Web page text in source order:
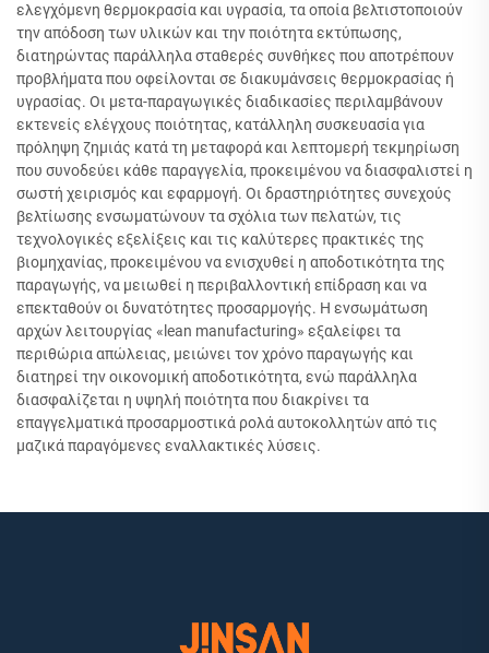
ελεγχόμενη θερμοκρασία και υγρασία, τα οποία βελτιστοποιούν
την απόδοση των υλικών και την ποιότητα εκτύπωσης,
διατηρώντας παράλληλα σταθερές συνθήκες που αποτρέπουν
προβλήματα που οφείλονται σε διακυμάνσεις θερμοκρασίας ή
υγρασίας. Οι μετα-παραγωγικές διαδικασίες περιλαμβάνουν
εκτενείς ελέγχους ποιότητας, κατάλληλη συσκευασία για
πρόληψη ζημιάς κατά τη μεταφορά και λεπτομερή τεκμηρίωση
που συνοδεύει κάθε παραγγελία, προκειμένου να διασφαλιστεί η
σωστή χειρισμός και εφαρμογή. Οι δραστηριότητες συνεχούς
βελτίωσης ενσωματώνουν τα σχόλια των πελατών, τις
τεχνολογικές εξελίξεις και τις καλύτερες πρακτικές της
βιομηχανίας, προκειμένου να ενισχυθεί η αποδοτικότητα της
παραγωγής, να μειωθεί η περιβαλλοντική επίδραση και να
επεκταθούν οι δυνατότητες προσαρμογής. Η ενσωμάτωση
αρχών λειτουργίας «lean manufacturing» εξαλείφει τα
περιθώρια απώλειας, μειώνει τον χρόνο παραγωγής και
διατηρεί την οικονομική αποδοτικότητα, ενώ παράλληλα
διασφαλίζεται η υψηλή ποιότητα που διακρίνει τα
επαγγελματικά προσαρμοστικά ρολά αυτοκολλητών από τις
μαζικά παραγόμενες εναλλακτικές λύσεις.